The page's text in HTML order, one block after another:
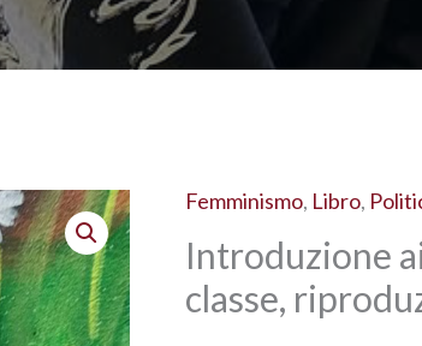
Femminismo, Libro,
Introduzione
classe,
Introduzione
ai
femminismi.